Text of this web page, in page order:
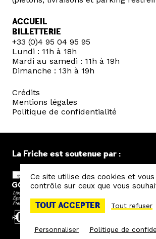
ACCUEIL
BILLETTERIE
+33 (0)4 95 04 95 95
Lundi : 11h à 18h
Mardi au samedi : 11h à 19h
Dimanche : 13h à 19h
Crédits
Mentions légales
Politique de confidentialité
La Friche est soutenue par :
Ce site utilise des cookies et
contrôle sur ceux que vous
TOUT ACCEPTER Tout refuser
Personnaliser Politique de